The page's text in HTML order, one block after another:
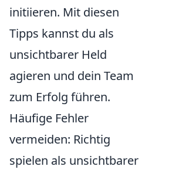
initiieren. Mit diesen
Tipps kannst du als
unsichtbarer Held
agieren und dein Team
zum Erfolg führen.
Häufige Fehler
vermeiden: Richtig
spielen als unsichtbarer